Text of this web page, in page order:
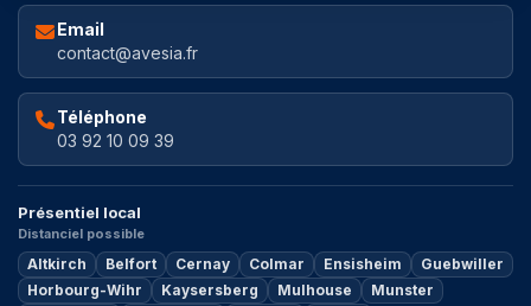
Email
contact@avesia.fr
Téléphone
03 92 10 09 39
Présentiel local
Distanciel possible
Altkirch Belfort Cernay Colmar Ensisheim
Guebwiller
Horbourg-Wihr
Kaysersberg Mulhouse
Munster